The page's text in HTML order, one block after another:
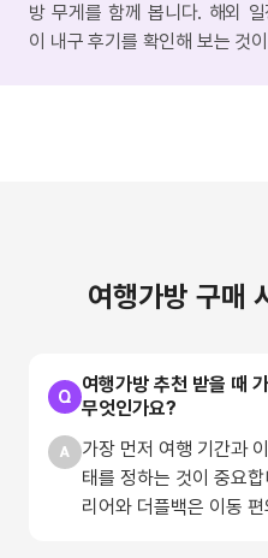
방 무게를 함께 봅니다. 해외
이 내구 후기를 확인해 보는 것
여행가방 구매
여행가방 추천 받을 때
무엇인가요?
가장 먼저 여행 기간과
태를 정하는 것이 중요
리어와 더플백은 이동